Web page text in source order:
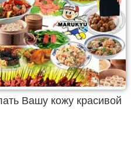
Вашу кожу красивой